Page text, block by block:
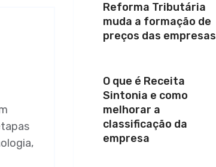
Reforma Tributária
muda a formação de
preços das empresas
O que é Receita
Sintonia e como
melhorar a
classificação da
empresa